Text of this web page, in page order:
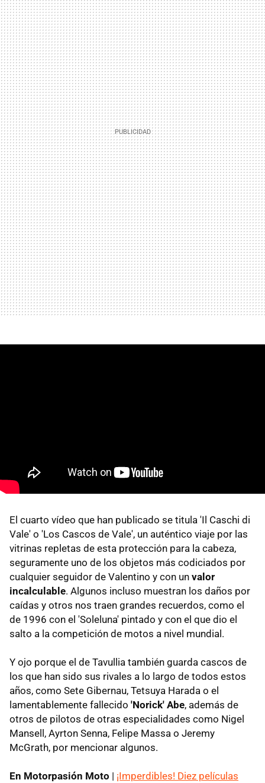
El cuarto vídeo que han publicado se titula 'Il Caschi di
Vale' o 'Los Cascos de Vale', un auténtico viaje por las
vitrinas repletas de esta protección para la cabeza,
seguramente uno de los objetos más codiciados por
cualquier seguidor de Valentino y con un valor
incalculable. Algunos incluso muestran los daños por
caídas y otros nos traen grandes recuerdos, como el
de 1996 con el 'Soleluna' pintado y con el que dio el
salto a la competición de motos a nivel mundial.
Y ojo porque el de Tavullia también guarda cascos de
los que han sido sus rivales a lo largo de todos estos
años, como Sete Gibernau, Tetsuya Harada o el
lamentablemente fallecido 'Norick' Abe, además de
otros de pilotos de otras especialidades como Nigel
Mansell, Ayrton Senna, Felipe Massa o Jeremy
McGrath, por mencionar algunos.
En Motorpasión Moto | ¡Imperdibles! Diez películas